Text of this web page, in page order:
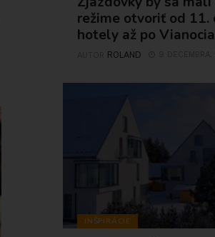
režime otvoriť od 11.
hotely až po
ROLAND
INŠPIRÁCIE